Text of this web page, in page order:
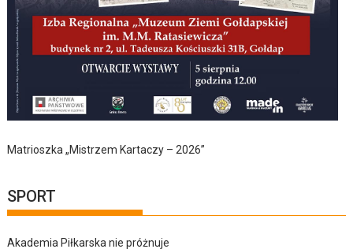
Matrioszka „Mistrzem Kartaczy – 2026”
SPORT
Akademia Piłkarska nie próżnuje